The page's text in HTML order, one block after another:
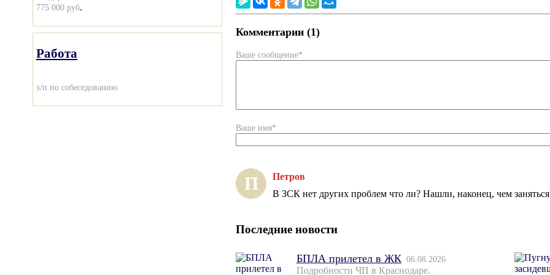
775 000 руб.
Работа
з/п по собеседованию
Комментарии (1)
Ваше сообщение*
Ваше имя*
П
Петров
В ЗСК нет других проблем что ли? Нашли, наконец, чем
Последние новости
БПЛА прилетел в ЖК 06.08.2026
Подробности ЧП в Краснодаре.